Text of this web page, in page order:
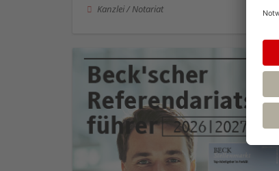
Kanzlei / Notariat